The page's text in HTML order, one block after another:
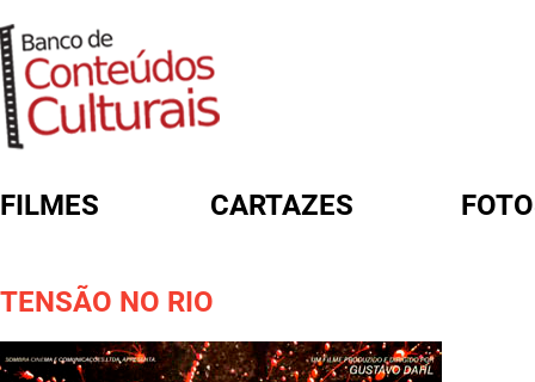
FILMES CARTAZES
TENSÃO NO RIO